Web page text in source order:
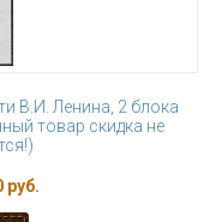
В.И. Ленина, 2 блока
товар скидка не
руб.